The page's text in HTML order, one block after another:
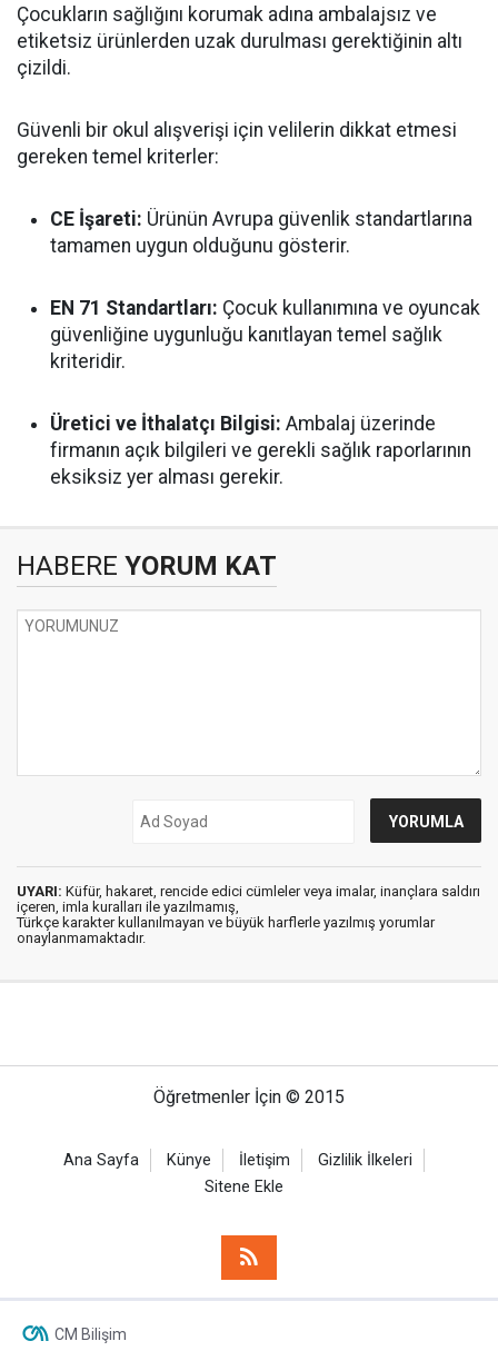
Çocukların sağlığını korumak adına ambalajsız ve
etiketsiz ürünlerden uzak durulması gerektiğinin altı
çizildi.
Güvenli bir okul alışverişi için velilerin dikkat etmesi
gereken temel kriterler:
CE İşareti: Ürünün Avrupa güvenlik standartlarına
tamamen uygun olduğunu gösterir.
EN 71 Standartları: Çocuk kullanımına ve oyuncak
güvenliğine uygunluğu kanıtlayan temel sağlık
kriteridir.
Üretici ve İthalatçı Bilgisi: Ambalaj üzerinde
firmanın açık bilgileri ve gerekli sağlık raporlarının
eksiksiz yer alması gerekir.
HABERE YORUM KAT
UYARI: Küfür, hakaret, rencide edici cümleler veya imalar, inançlara saldırı
içeren, imla kuralları ile yazılmamış,
Türkçe karakter kullanılmayan ve büyük harflerle yazılmış yorumlar
onaylanmamaktadır.
Öğretmenler İçin © 2015
Ana Sayfa Künye İletişim
Gizlilik İlkeleri
Sitene Ekle
CM Bilişim